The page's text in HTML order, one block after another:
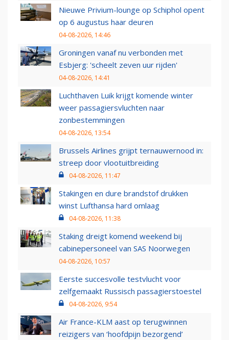
Nieuwe Privium-lounge op Schiphol opent
op 6 augustus haar deuren
04-08-2026, 14:46
Groningen vanaf nu verbonden met
Esbjerg: 'scheelt zeven uur rijden'
04-08-2026, 14:41
Luchthaven Luik krijgt komende winter
weer passagiersvluchten naar
zonbestemmingen
04-08-2026, 13:54
Brussels Airlines grijpt ternauwernood in:
streep door vlootuitbreiding
04-08-2026, 11:47
Stakingen en dure brandstof drukken
winst Lufthansa hard omlaag
04-08-2026, 11:38
Staking dreigt komend weekend bij
cabinepersoneel van SAS Noorwegen
04-08-2026, 10:57
Eerste succesvolle testvlucht voor
zelfgemaakt Russisch passagierstoestel
04-08-2026, 9:54
Air France-KLM aast op terugwinnen
reizigers van ‘hoofdpijn bezorgend’